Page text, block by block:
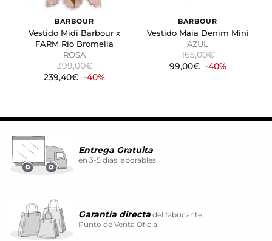
BARBOUR
Vestido Midi Barbour x
FARM Rio Bromelia
ROSA
399,00€
239,40€ -40%
BARBOUR
Vestido Maia Denim Mini
AZUL
165,00€
99,00€ -40%
Entrega Gratuita
en 3-5 días laborables
Garantía directa del fabricante
Punto de Venta Oficial